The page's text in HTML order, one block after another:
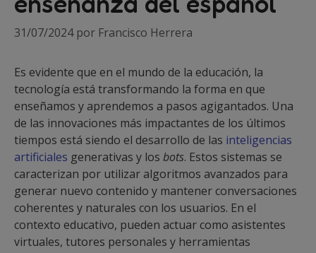
31/07/2024 por Francisco Herrera
Es evidente que en el mundo de la educación, la
tecnología está transformando la forma en que
enseñamos y aprendemos a pasos agigantados. Una
de las innovaciones más impactantes de los últimos
tiempos está siendo el desarrollo de las inteligencias
artificiales generativas y los bots. Estos sistemas se
caracterizan por utilizar algoritmos avanzados para
generar nuevo contenido y mantener conversaciones
coherentes y naturales con los usuarios. En el
contexto educativo, pueden actuar como asistentes
virtuales, tutores personales y herramientas